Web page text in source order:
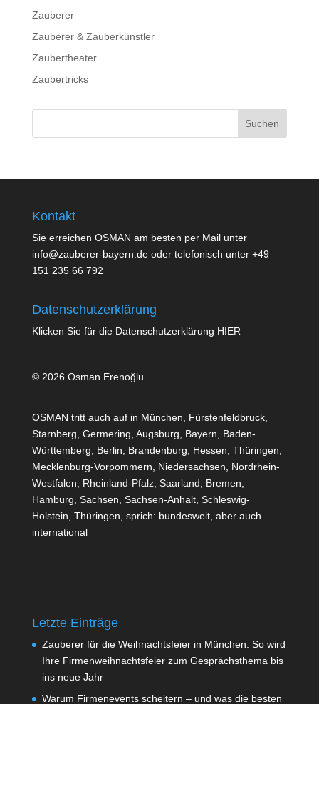
Zauberer
Zauberer & Zauberkünstler
Zaubertheater
Zaubertricks
Kontakt
Sie erreichen OSMAN am besten per Mail unter
info@zauberer-bayern.de oder telefonisch unter +49
151 235 66 792
Datenschutzerklärung
Klicken Sie für die Datenschutzerklärung HIER
© 2026 Osman Erenoğlu
OSMAN tritt auch auf in München, Fürstenfeldbruck,
Starnberg, Germering, Augsburg, Bayern, Baden-
Württemberg, Berlin, Brandenburg, Hessen, Thüringen,
Mecklenburg-Vorpommern, Niedersachsen, Nordrhein-
Westfalen, Rheinland-Pfalz, Saarland, Bremen,
Hamburg, Sachsen, Sachsen-Anhalt, Schleswig-
Holstein, Thüringen, sprich: bundesweit, aber auch
international
Letzte Einträge
Zauberer für die Weihnachtsfeier in München: So wird
Ihre Firmenweihnachtsfeier zum Gesprächsthema bis
ins neue Jahr
Warum Firmenevents scheitern – und was die besten